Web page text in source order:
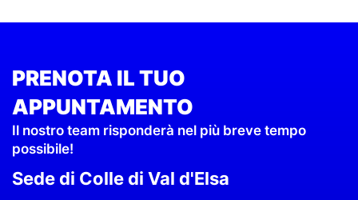
PRENOTA IL TUO
APPUNTAMENTO
Il nostro team risponderà nel più breve tempo
possibile!
Sede di Colle di Val d'Elsa